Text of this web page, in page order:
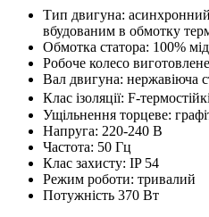
Тип двигуна:
вбудованим в обмотку
Обмотка статора: 100%
Робоче колесо
Вал двигуна: нержавіюча
Клас ізоляції: F-
Ущільнення торцеве:
Напруга: 220-240 В
Частота: 50 Гц
Клас захисту: IP 54
Режим роботи: тривалий
Потужність 370 Вт